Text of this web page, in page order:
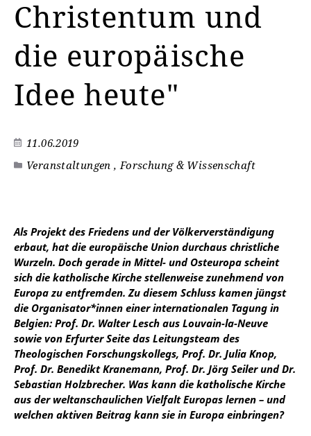
Christentum und
die europäische
Idee heute"
11.06.2019
Veranstaltungen , Forschung & Wissenschaft
Als Projekt des Friedens und der Völkerverständigung
erbaut, hat die europäische Union durchaus christliche
Wurzeln. Doch gerade in Mittel- und Osteuropa scheint
sich die katholische Kirche stellenweise zunehmend von
Europa zu entfremden. Zu diesem Schluss kamen jüngst
die Organisator*innen einer internationalen Tagung in
Belgien: Prof. Dr. Walter Lesch aus Louvain-la-Neuve
sowie von Erfurter Seite das Leitungsteam des
Theologischen Forschungskollegs, Prof. Dr. Julia Knop,
Prof. Dr. Benedikt Kranemann, Prof. Dr. Jörg Seiler und Dr.
Sebastian Holzbrecher. Was kann die katholische Kirche
aus der weltanschaulichen Vielfalt Europas lernen – und
welchen aktiven Beitrag kann sie in Europa einbringen?